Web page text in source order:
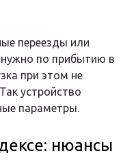
переезды или
по прибытию в
при этом не
устройство
параметры.
нюансы